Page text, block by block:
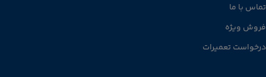
تماس با ما
فروش ویژه
درخواست تعمیرات